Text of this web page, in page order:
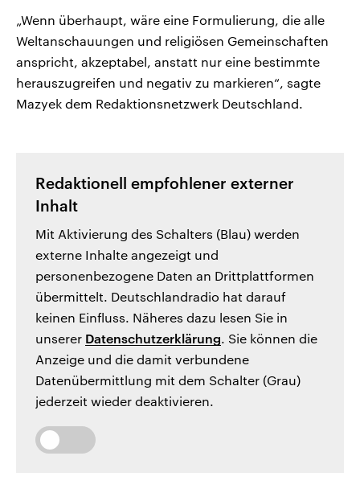
„Wenn überhaupt, wäre eine Formulierung, die alle
Weltanschauungen und religiösen Gemeinschaften
anspricht, akzeptabel, anstatt nur eine bestimmte
herauszugreifen und negativ zu markieren“, sagte
Mazyek dem Redaktionsnetzwerk Deutschland.
Redaktionell empfohlener externer
Inhalt
Mit Aktivierung des Schalters (Blau) werden
externe Inhalte angezeigt und
personenbezogene Daten an Drittplattformen
übermittelt. Deutschlandradio hat darauf
keinen Einfluss. Näheres dazu lesen Sie in
unserer Datenschutzerklärung. Sie können die
Anzeige und die damit verbundene
Datenübermittlung mit dem Schalter (Grau)
jederzeit wieder deaktivieren.